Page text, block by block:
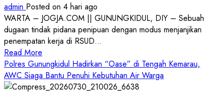
admin Posted on 4 hari ago
WARTA – JOGJA.COM || GUNUNGKIDUL, DIY – Sebuah
dugaan tindak pidana penipuan dengan modus menjanjikan
penempatan kerja di RSUD...
Read More
more
about
Dugaan
Polres Gunungkidul Hadirkan “Oase” di Tengah Kemarau,
AWC Siaga Bantu Penuhi Kebutuhan Air Warga